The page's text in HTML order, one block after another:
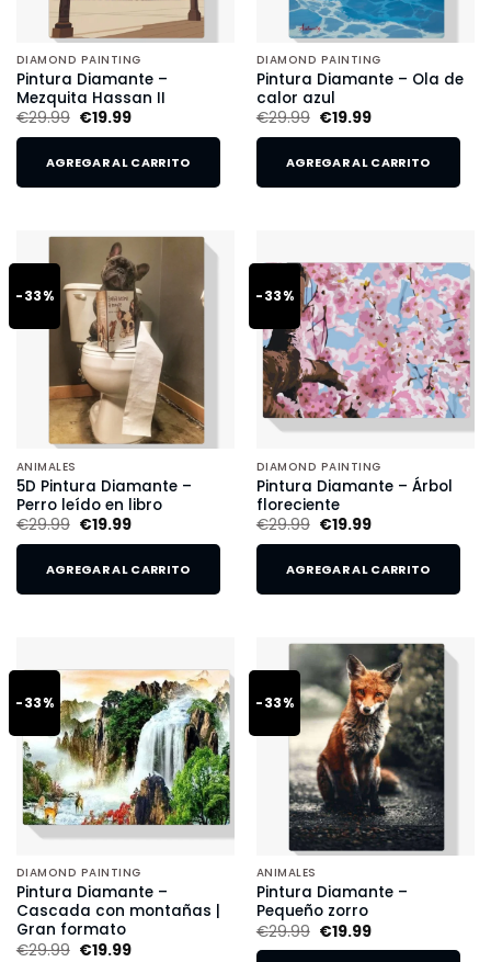
DIAMOND PAINTING
Pintura Diamante –
Mezquita Hassan II
€29.99 €19.99
AGREGAR AL CARRITO
DIAMOND PAINTING
Pintura Diamante – Ola de
calor azul
€29.99 €19.99
AGREGAR AL CARRITO
-33%
ANIMALES
5D Pintura Diamante –
Perro leído en libro
€29.99 €19.99
AGREGAR AL CARRITO
-33%
DIAMOND PAINTING
Pintura Diamante – Árbol
floreciente
€29.99 €19.99
AGREGAR AL CARRITO
-33%
DIAMOND PAINTING
Pintura Diamante –
Cascada con montañas |
Gran formato
€29.99 €19.99
-33%
ANIMALES
Pintura Diamante –
Pequeño zorro
€29.99 €19.99